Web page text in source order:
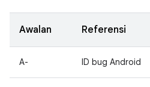
Awalan Referensi
A- ID bug Android